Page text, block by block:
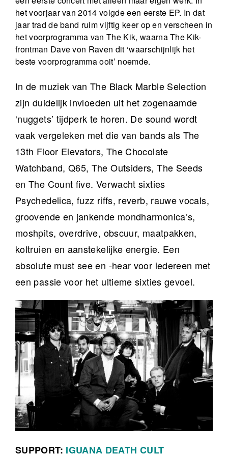
het voorjaar van 2014 volgde een eerste EP. In dat
jaar trad de band ruim vijftig keer op en verscheen in
het voorprogramma van The Kik, waarna The Kik-
frontman Dave von Raven dit ‘waarschijnlijk het
beste voorprogramma ooit’ noemde.
In de muziek van The Black Marble Selection
zijn duidelijk invloeden uit het zogenaamde
‘nuggets’ tijdperk te horen. De sound wordt
vaak vergeleken met die van bands als The
13th Floor Elevators, The Chocolate
Watchband, Q65, The Outsiders, The Seeds
en The Count five. Verwacht sixties
Psychedelica, fuzz riffs, reverb, rauwe vocals,
groovende en jankende mondharmonica’s,
moshpits, overdrive, obscuur, maatpakken,
koltruien en aanstekelijke energie. Een
absolute must see en -hear voor iedereen met
een passie voor het ultieme sixties gevoel.
SUPPORT: IGUANA DEATH CULT